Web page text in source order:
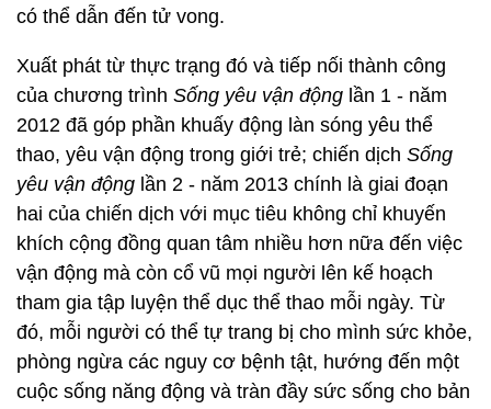
có thể dẫn đến tử vong.
Xuất phát từ thực trạng đó và tiếp nối thành công
của chương trình Sống yêu vận động lần 1 - năm
2012 đã góp phần khuấy động làn sóng yêu thể
thao, yêu vận động trong giới trẻ; chiến dịch Sống
yêu vận động lần 2 - năm 2013 chính là giai đoạn
hai của chiến dịch với mục tiêu không chỉ khuyến
khích cộng đồng quan tâm nhiều hơn nữa đến việc
vận động mà còn cổ vũ mọi người lên kế hoạch
tham gia tập luyện thể dục thể thao mỗi ngày. Từ
đó, mỗi người có thể tự trang bị cho mình sức khỏe,
phòng ngừa các nguy cơ bệnh tật, hướng đến một
cuộc sống năng động và tràn đầy sức sống cho bản